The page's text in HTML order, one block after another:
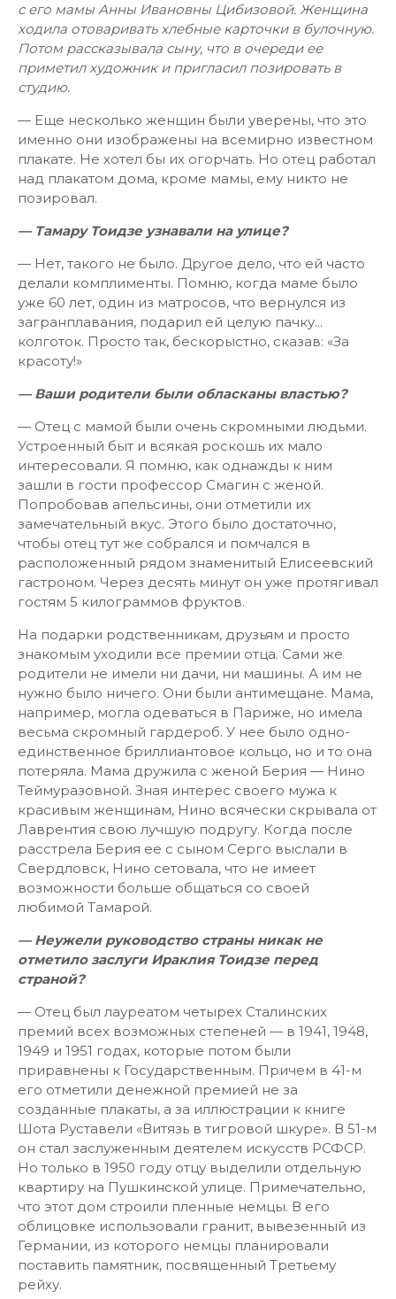
с его мамы Анны Ивановны Цибизовой. Женщина
ходила отоваривать хлебные карточки в булочную.
Потом рассказывала сыну, что в очереди ее
приметил художник и пригласил позировать в
студию.
— Еще несколько женщин были уверены, что это
именно они изображены на всемирно известном
плакате. Не хотел бы их огорчать. Но отец работал
над плакатом дома, кроме мамы, ему никто не
позировал.
— Тамару Тоидзе узнавали на улице?
— Нет, такого не было. Другое дело, что ей часто
делали комплименты. Помню, когда маме было
уже 60 лет, один из матросов, что вернулся из
загранплавания, подарил ей целую пачку...
колготок. Просто так, бескорыстно, сказав: «За
красоту!»
— Ваши родители были обласканы властью?
— Отец с мамой были очень скромными людьми.
Устроенный быт и всякая роскошь их мало
интересовали. Я помню, как однажды к ним
зашли в гости профессор Смагин с женой.
Попробовав апельсины, они отметили их
замечательный вкус. Этого было достаточно,
чтобы отец тут же собрался и помчался в
расположенный рядом знаменитый Елисеевский
гастроном. Через десять минут он уже протягивал
гостям 5 килограммов фруктов.
На подарки родственникам, друзьям и просто
знакомым уходили все премии отца. Сами же
родители не имели ни дачи, ни машины. А им не
нужно было ничего. Они были антимещане. Мама,
например, могла одеваться в Париже, но имела
весьма скромный гардероб. У нее было одно-
единственное бриллиантовое кольцо, но и то она
потеряла. Мама дружила с женой Берия — Нино
Теймуразовной. Зная интерес своего мужа к
красивым женщинам, Нино всячески скрывала от
Лаврентия свою лучшую подругу. Когда после
расстрела Берия ее с сыном Серго выслали в
Свердловск, Нино сетовала, что не имеет
возможности больше общаться со своей
любимой Тамарой.
— Неужели руководство страны никак не
отметило заслуги Ираклия Тоидзе перед
страной?
— Отец был лауреатом четырех Сталинских
премий всех возможных степеней — в 1941, 1948,
1949 и 1951 годах, которые потом были
приравнены к Государственным. Причем в 41-м
его отметили денежной премией не за
созданные плакаты, а за иллюстрации к книге
Шота Руставели «Витязь в тигровой шкуре». В 51-м
он стал заслуженным деятелем искусств РСФСР.
Но только в 1950 году отцу выделили отдельную
квартиру на Пушкинской улице. Примечательно,
что этот дом строили пленные немцы. В его
облицовке использовали гранит, вывезенный из
Германии, из которого немцы планировали
поставить памятник, посвященный Третьему
рейху.